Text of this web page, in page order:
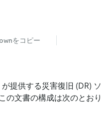
をコピー
提供する災害復旧 (DR) ソ
の文書の構成は次のとおり